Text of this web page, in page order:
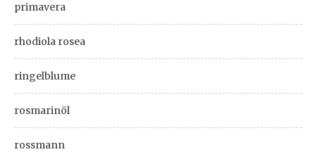
primavera
rhodiola rosea
ringelblume
rosmarinöl
rossmann